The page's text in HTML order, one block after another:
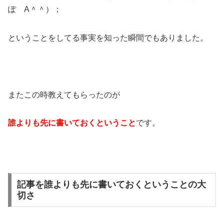
ぽ A＾＾）；
ということをしてる事実を知った瞬間でもありました。
またこの時教えてもらったのが
誰よりも先に書いておくということです。
記事を誰よりも先に書いておくということの大
切さ